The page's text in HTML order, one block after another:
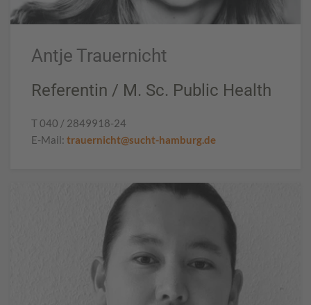
Antje Trauernicht
Referentin / M. Sc. Public Health
T 040 / 2849918-24
E-Mail: trauernicht@sucht-hamburg.de